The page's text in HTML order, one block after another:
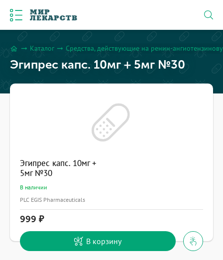
МИР
ЛЕКАРСТВ
home arrow_right_alt Каталог arrow_right_alt Средства, действующие на ренин-
Эгипрес капс. 10мг + 5мг №30
Эгипрес капс. 10мг +
5мг №30
В наличии
PLC EGIS Pharmaceuticals
999
В корзину